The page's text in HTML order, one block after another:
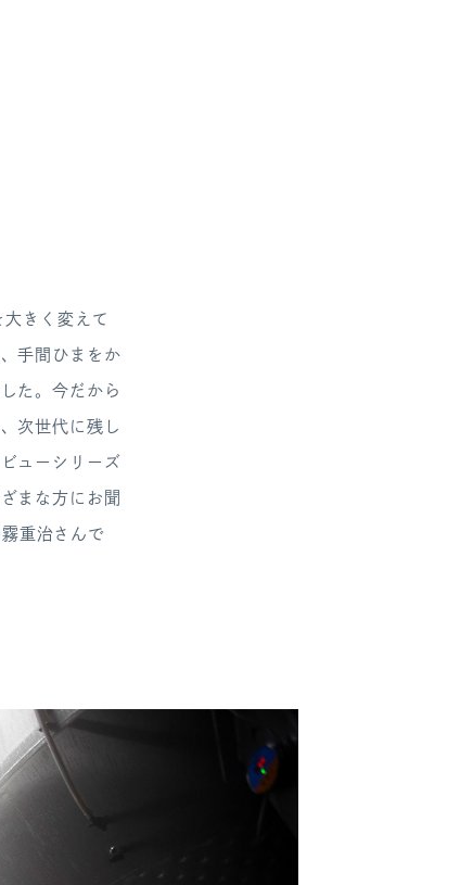
きく変えて
手間ひまをか
た。今だから
次世代に残し
ューシリーズ
まな方にお聞
重治さんで